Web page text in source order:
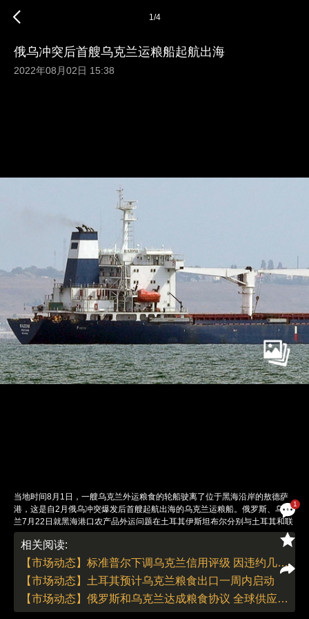
1
1/4
俄乌冲突后首艘乌克兰运粮船起航出海
2022年08月02日 15:38
当地时间8月1日，一艘乌克兰外运粮食的轮船驶离了位于黑海沿岸的敖德萨
港，这是自2月俄乌冲突爆发后首艘起航出海的乌克兰运粮船。俄罗斯、乌克
兰7月22日就黑海港口农产品外运问题在土耳其伊斯坦布尔分别与土耳其和联
合国签署相关协议，协议内容包括在伊斯坦布尔建立联合协调中心并确保粮食
运输安全，俄乌双方同意任何一方都不攻击运送农产品的船只。8月1日出发
的这艘船是协议签署后第一艘离开乌克兰港口的运粮船，联合国称，这也是自
今年2月26日以来第一艘离开乌克兰敖德萨港的商船。8月2日货船将抵达土耳
其接受联合检查，随后驶往黎巴嫩。图：IC PHOTO
责任编辑：李泊静 | 版面编辑：李泊静
相关阅读:
【市场动态】标准普尔下调乌克兰信用评级 因违约几成定局
【市场动态】土耳其预计乌克兰粮食出口一周内启动
【市场动态】俄罗斯和乌克兰达成粮食协议 全球供应紧张料将缓解